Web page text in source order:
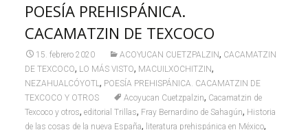
POESÍA PREHISPÁNICA.
CACAMATZIN DE TEXCOCO
15. febrero 2020 ACOYUCAN CUETZPALZIN, CACAMATZIN
DE TEXCOCO, LO MÁS VISTO, MACUILXOCHITZIN,
NEZAHUALCÓYOTL, POESÍA PREHISPÁNICA. CACAMATZIN DE
TEXCOCO Y OTROS
Acoyucan Cuetzpalzin, Cacamatzin de
Texcoco y otros, editorial Trillas, Fray Bernardino de Sahagún, Historia
de las cosas de la nueva España, literatura prehispánica en México,